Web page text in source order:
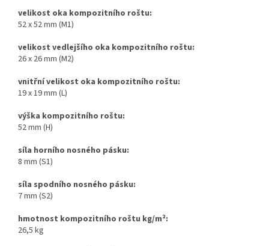
velikost oka kompozitního roštu:
52 x 52 mm (M1)
velikost vedlejšího oka kompozitního roštu:
26 x 26 mm (M2)
vnitřní velikost oka kompozitního roštu:
19 x 19 mm (L)
výška kompozitního roštu:
52 mm (H)
síla horního nosného pásku:
8 mm (S1)
síla spodního nosného pásku:
7 mm (S2)
hmotnost kompozitního roštu kg/m²:
26,5 kg